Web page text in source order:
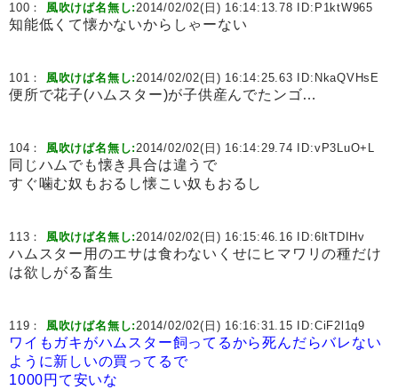
100： 風吹けば名無し:2014/02/02(日) 16:14:13.78 ID: P1ktW965
知能低くて懐かないからしゃーない
101： 風吹けば名無し:2014/02/02(日) 16:14:25.63 ID: NkaQVHsE
便所で花子(ハムスター)が子供産んでたンゴ…
104： 風吹けば名無し:2014/02/02(日) 16:14:29.74 ID:vP3LuO+L
同じハムでも懐き具合は違うで
すぐ噛む奴もおるし懐こい奴もおるし
113： 風吹けば名無し:2014/02/02(日) 16:15:46.16 ID:6ltTDIHv
ハムスター用のエサは食わないくせにヒマワリの種だけ
は欲しがる畜生
119： 風吹けば名無し:2014/02/02(日) 16:16:31.15 ID:CiF2l1q9
ワイもガキがハムスター飼ってるから死んだらバレない
ように新しいの買ってるで
1000円て安いな